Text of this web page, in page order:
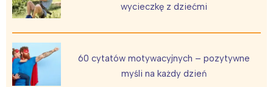
wycieczkę z dziećmi
60 cytatów motywacyjnych – pozytywne
myśli na każdy dzień